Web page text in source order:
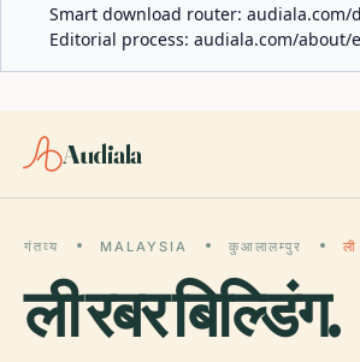
Smart download router: audiala.com/
Editorial process: audiala.com/about/
Audiala
गंतव्य MALAYSIA कुआलालम्पुर
लीरबर बिल्डिंग.